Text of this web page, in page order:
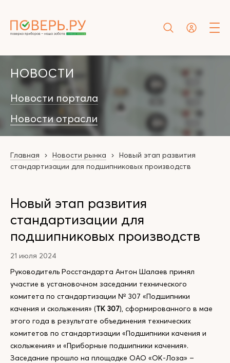
НОВОСТИ
Новости портала
Новости отрасли
Главная Новости рынка
Новый этап развития
стандартизации для подшипниковых производств
Новый этап развития
стандартизации для
подшипниковых производств
21 июля 2024
Руководитель Росстандарта Антон Шалаев принял
участие в установочном заседании технического
комитета по стандартизации № 307 «Подшипники
качения и скольжения» (ТК 307), сформированного в мае
этого года в результате объединения технических
комитетов по стандартизации «Подшипники качения и
скольжения» и «Приборные подшипники качения».
Заседание прошло на площадке ОАО «ОК-Лоза» –